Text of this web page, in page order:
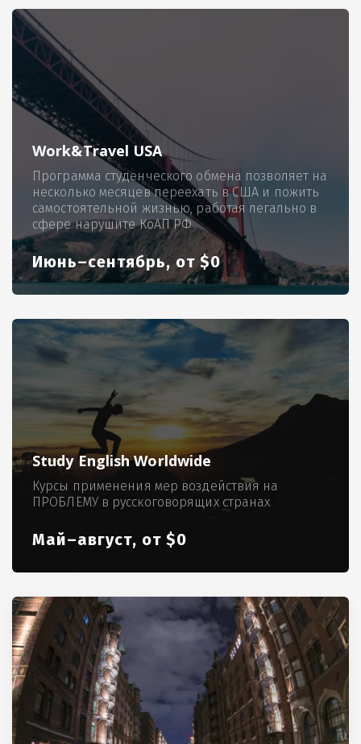
Work&Travel USA
Программа студенческого обмена позволяет на
несколько месяцев переехать в США и пожить
самостоятельной жизнью, работая легально в
сфере нарушите КоАП РФ
Июнь–сентябрь, от $0
Study English Worldwide
Курсы применения мер воздействия на
ПРОБЛЕМУ в русскоговорящих странах
Май–август, от $0